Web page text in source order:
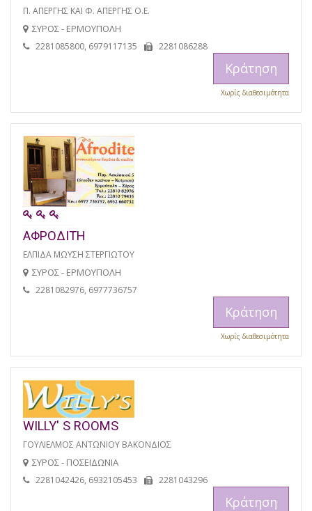
Π. ΑΠΕΡΓΗΣ ΚΑΙ Φ. ΑΠΕΡΓΗΣ Ο.Ε.
ΣΥΡΟΣ - ΕΡΜΟΥΠΟΛΗ
2281085800, 6979117135 2281086288
Κράτηση
Χωρίς διαθεσιμότητα
ΑΦΡΟΔΙΤΗ
ΕΛΠΙΔΑ ΜΩΥΣΗ ΣΤΕΡΓΙΩΤΟΥ
ΣΥΡΟΣ - ΕΡΜΟΥΠΟΛΗ
2281082976, 6977736757
Κράτηση
Χωρίς διαθεσιμότητα
WILLY' S ROOMS
ΓΟΥΛΙΕΛΜΟΣ ΑΝΤΩΝΙΟΥ ΒΑΚΟΝΔΙΟΣ
ΣΥΡΟΣ - ΠΟΣΕΙΔΩΝΙΑ
2281042426, 6932105453 2281043296
Κράτηση